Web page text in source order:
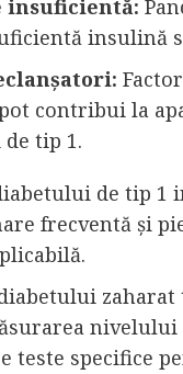
insuficientă:
insulină
contribui la
tip 1.
de tip 1
frecventă și
zaharat
nivelului
teste specifice